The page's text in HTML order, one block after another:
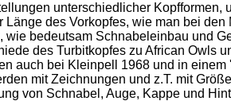
unterschiedlicher Kopfformen,
des Vorkopfes, wie man bei
bedeutsam Schnabeleinbau und
des Turbitkopfes zu African Owls
auch bei Kleinpell 1968 und in
mit Zeichnungen und z.T. mit
von Schnabel, Auge, Kappe und